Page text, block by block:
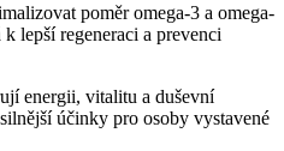
poměr omega-3 a omega-
lepší regeneraci a prevenci
energii, vitalitu a duševní
účinky pro osoby vystavené